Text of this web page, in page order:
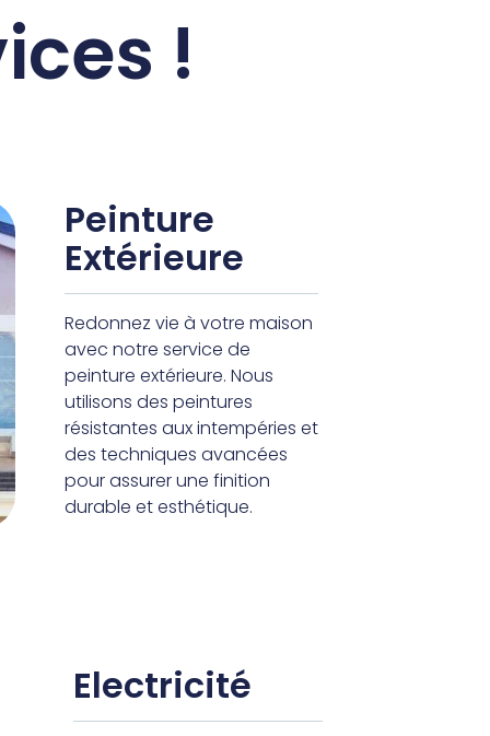
!
Peinture
Extérieure
Redonnez vie à votre maison
avec notre service de
peinture extérieure. Nous
utilisons des peintures
résistantes aux intempéries et
des techniques avancées
pour assurer une finition
durable et esthétique.
Electricité